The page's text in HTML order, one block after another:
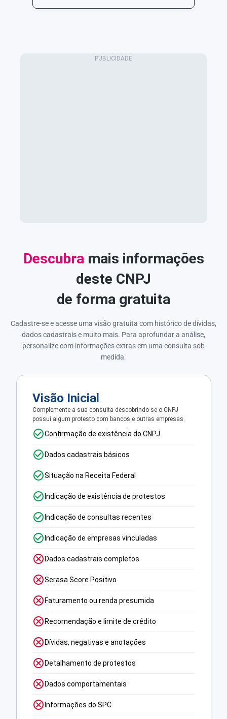
Descubra mais informações
deste CNPJ
de forma gratuita
Cadastre-se e acesse uma visão gratuita com histórico de dívidas,
dados cadastrais e muito mais. Para aprofundar a análise,
personalize com informações extras em uma consulta sob
medida.
Visão Inicial
Complemente a sua consulta descobrindo se o CNPJ
possui algum protesto com bancos e outras empresas.
Confirmação de existência do CNPJ
Dados cadastrais básicos
Situação na Receita Federal
Indicação de existência de protestos
Indicação de consultas recentes
Indicação de empresas vinculadas
Dados cadastrais completos
Serasa Score Positivo
Faturamento ou renda presumida
Recomendação e limite de crédito
Dívidas, negativas e anotações
Detalhamento de protestos
Dados comportamentais
Informações do SPC